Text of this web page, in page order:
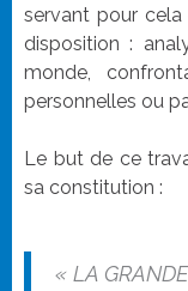
servant pour
disposition :
monde,
personnelles ou
Le but de ce
sa constitution :
« LA